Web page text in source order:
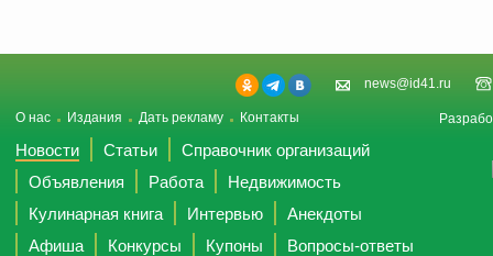
news@id41.ru
О нас Издания Дать рекламу Контакты
Новости Статьи
Справочник организаций
Объявления
Работа
Недвижимость
Кулинарная книга
Интервью
Анекдоты
Афиша
Конкурсы Купоны
Вопросы-ответы